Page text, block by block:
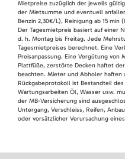
Mietpreise zuzüglich der jeweils
der Mietsumme und eventuell
Benzin 2,30€/L), Reinigung ab 15
Der Tagesmietpreis basiert auf einer
d. h. Montag bis Freitag. Jede
Tagesmietpreises berechnet. Eine
Preisanpassung. Eine Vergütung
Plattfüße, zerstörte Decken haftet
beachten. Mieter und Abholer haften
Rückgabeprotokoll ist Bestandteil
Wartungsarbeiten Öl, Wasser usw.
der MB-Versicherung sind
Untergang, Verschleiss, Reifen,
oder vorsätzlicher Verursachung